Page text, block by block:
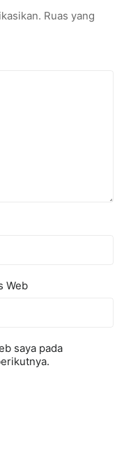
Ruas yang
Web
saya pada